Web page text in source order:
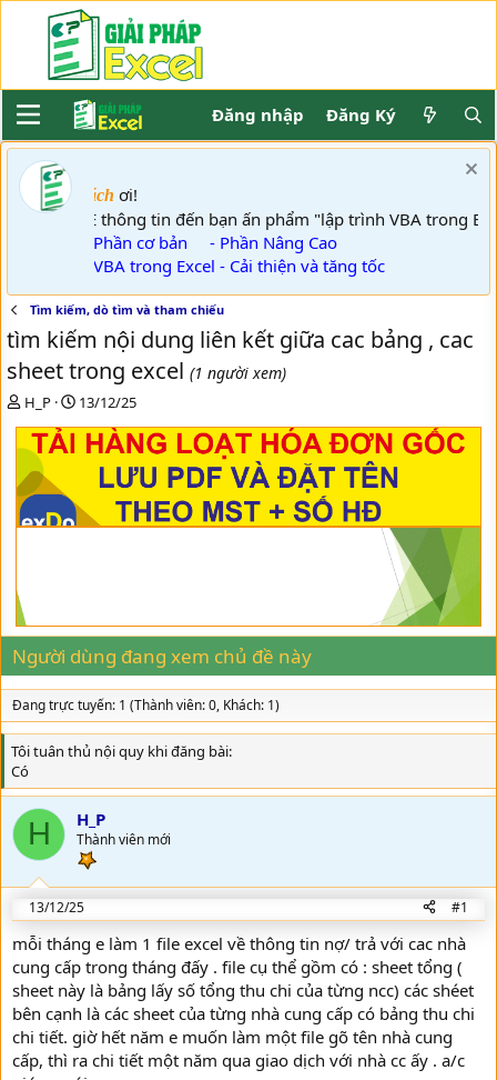
Đăng nhập Đăng Ký
Khách ơi!
GPE thông tin đến bạn ấn phẩm "lập trình VBA trong
- Phần cơ bản
- Phần Nâng Cao
- VBA trong Excel - Cải thiện và tăng tốc
Tìm kiếm, dò tìm và tham chiếu
tìm kiếm nội dung liên kết giữa cac bảng , cac
sheet trong excel (1 người xem)
T
a
d
s
e
r
H_P
N
ử
i
13/12/25
Người dùng đang xem chủ đề này
Đang trực tuyến: 1 (Thành viên: 0, Khách: 1)
Tôi tuân thủ nội quy khi đăng bài
Có
H H_P
Thành viên mới
13/12/25 #1
mỗi tháng e làm 1 file excel về thông tin nợ/ trả với cac nhà
cung cấp trong tháng đấy . file cụ thể gồm có : sheet tổng (
sheet này là bảng lấy số tổng thu chi của từng ncc) các shéet
bên cạnh là các sheet của từng nhà cung cấp có bảng thu chi
chi tiết. giờ hết năm e muốn làm một file gõ tên nhà cung
cấp, thì ra chi tiết một năm qua giao dịch với nhà cc ấy . a/c